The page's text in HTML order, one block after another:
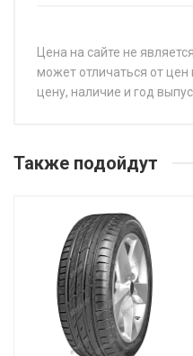
Цена на сайте не
может отличаться от цен
цену, наличие и год
Dunlop Sport Maxx RT 2
Dunlop Sport Maxx RT
Dunlop Sport Maxx RT
Dunlop Sport Maxx RT
Также подойдут